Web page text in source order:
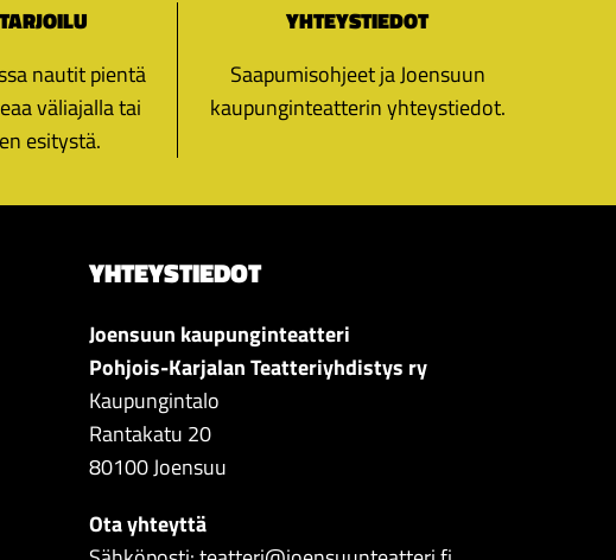
nautit pientä
väliajalla tai
esitystä.
YHTEYSTIEDOT
Saapumisohjeet ja Joensuun
kaupunginteatterin yhteystiedot.
YHTEYSTIEDOT
Joensuun kaupunginteatteri
Pohjois-Karjalan Teatteriyhdistys ry
Kaupungintalo
Rantakatu 20
80100 Joensuu
Ota yhteyttä